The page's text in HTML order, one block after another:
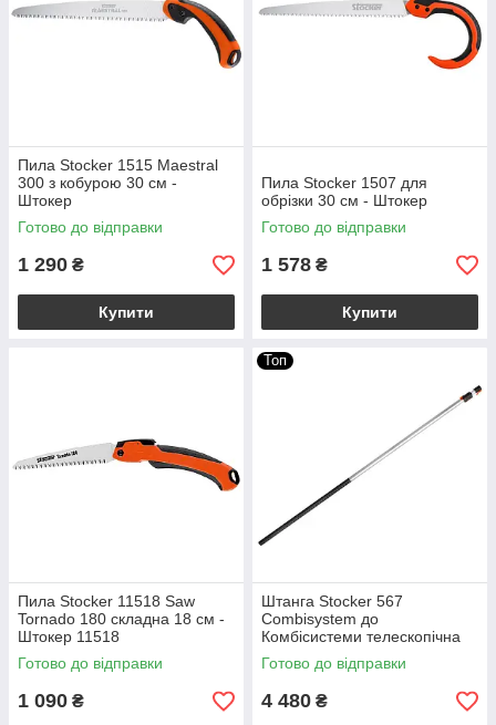
Пила Stocker 1515 Maestral
300 з кобурою 30 см -
Штокер
Готово до відправки
1 290 ₴
Купити
Пила Stocker 1507 для
обрізки 30 см - Штокер
Готово до відправки
1 578 ₴
Купити
Пила Stocker 11518 Saw
Tornado 180 складна 18 см -
Штокер 11518
Готово до відправки
1 090 ₴
Топ
Штанга Stocker 567
Combisystem до
Комбісистеми телескопічна
210 - 400 см - Штокер
Готово до відправки
4 480 ₴